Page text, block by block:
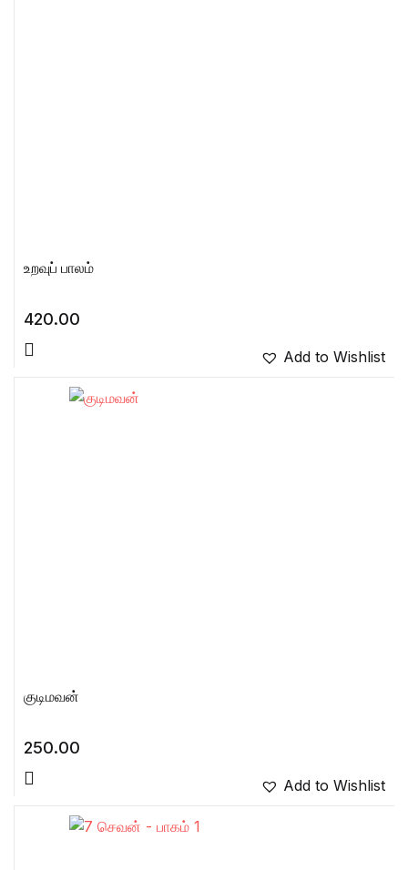
உறவுப் பாலம்
420.00
Add to Wishlist
குடிமவன்
250.00
Add to Wishlist